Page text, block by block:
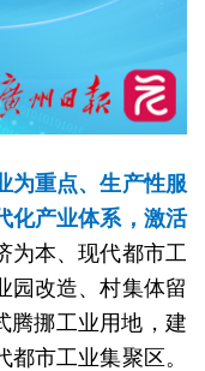
为重点、生产性服
化产业体系，激活
为本、现代都市工
园改造、村集体留
腾挪工业用地，建
市工业集聚区。